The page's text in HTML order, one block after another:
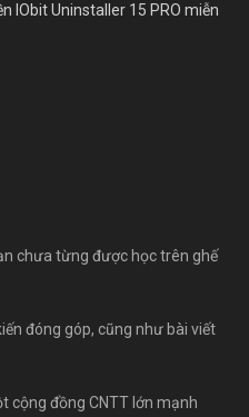
IObit Uninstaller 15 PRO miễn
chưa từng được học trên ghế
đóng góp, cũng như bài viết
cộng đồng CNTT lớn mạnh